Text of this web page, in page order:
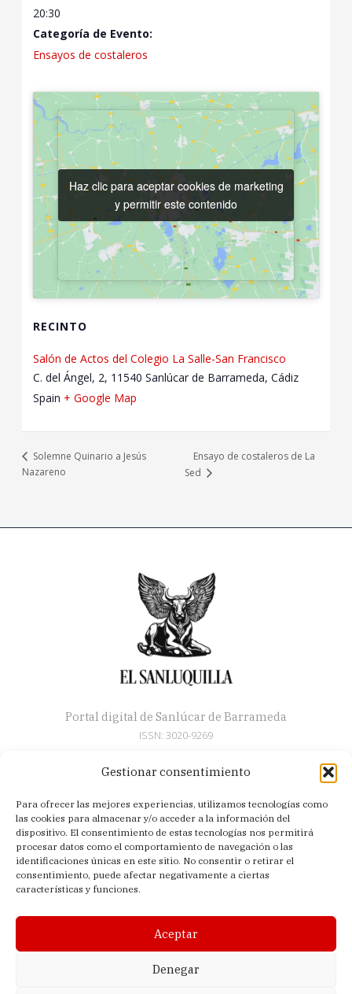
Gestionar consentimiento
Para ofrecer las mejores experiencias, utilizamos tecnologías como
las cookies para almacenar y/o acceder a la información del
dispositivo. El consentimiento de estas tecnologías nos permitirá
procesar datos como el comportamiento de navegación o las
identificaciones únicas en este sitio. No consentir o retirar el
consentimiento, puede afectar negativamente a ciertas
características y funciones.
Aceptar
Denegar
20:30
Categoría de Evento:
Ensayos de costaleros
RECINTO
Salón de Actos del Colegio La Salle-San Francisco
C. del Ángel, 2, 11540 Sanlúcar de Barrameda, Cádiz
Spain + Google Map
Haz clic para aceptar cookies de marketing
y permitir este contenido
Haz clic para aceptar cookies de marketing
y permitir este contenido
Solemne Quinario a Jesús
Nazareno
Ensayo de costaleros de La
Sed
Portal digital de Sanlúcar de Barrameda
ISSN: 3020-9269
Artículos
Semana Santa
Nosotros
Acerca de
Política de privacidad
Política de cookies (UE)